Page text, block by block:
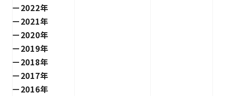
2022年
2021年
2020年
2019年
2018年
2017年
2016年